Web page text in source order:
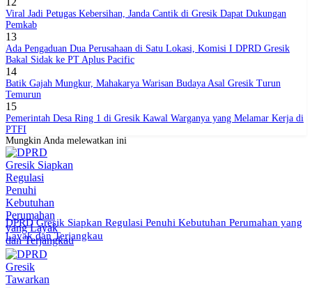
Viral Jadi Petugas Kebersihan, Janda Cantik di Gresik Dapat Dukungan
Pemkab
13
Ada Pengaduan Dua Perusahaan di Satu Lokasi, Komisi I DPRD Gresik
Bakal Sidak ke PT Aplus Pacific
14
Batik Gajah Mungkur, Mahakarya Warisan Budaya Asal Gresik Turun
Temurun
15
Pemerintah Desa Ring 1 di Gresik Kawal Warganya yang Melamar Kerja di
PTFI
Mungkin Anda melewatkan ini
DPRD Gresik Siapkan Regulasi Penuhi Kebutuhan Perumahan yang
Layak dan Terjangkau